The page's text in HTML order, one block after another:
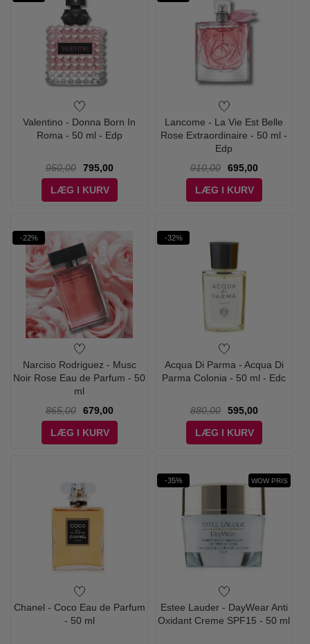
Valentino - Donna Born In
Roma - 50 ml - Edp
950,00
795,00
LÆG I KURV
Lancome - La Vie Est Belle
Rose Extraordinaire - 50 ml -
Edp
910,00
695,00
LÆG I KURV
-22%
Narciso Rodriguez - Musc
Noir Rose Eau de Parfum - 50
ml
865,00
679,00
LÆG I KURV
-32%
Acqua Di Parma - Acqua Di
Parma Colonia - 50 ml - Edc
880,00
595,00
LÆG I KURV
Chanel - Coco Eau de Parfum
- 50 ml
-35% WOW PRIS
Estee Lauder - DayWear Anti
Oxidant Creme SPF15 - 50 ml